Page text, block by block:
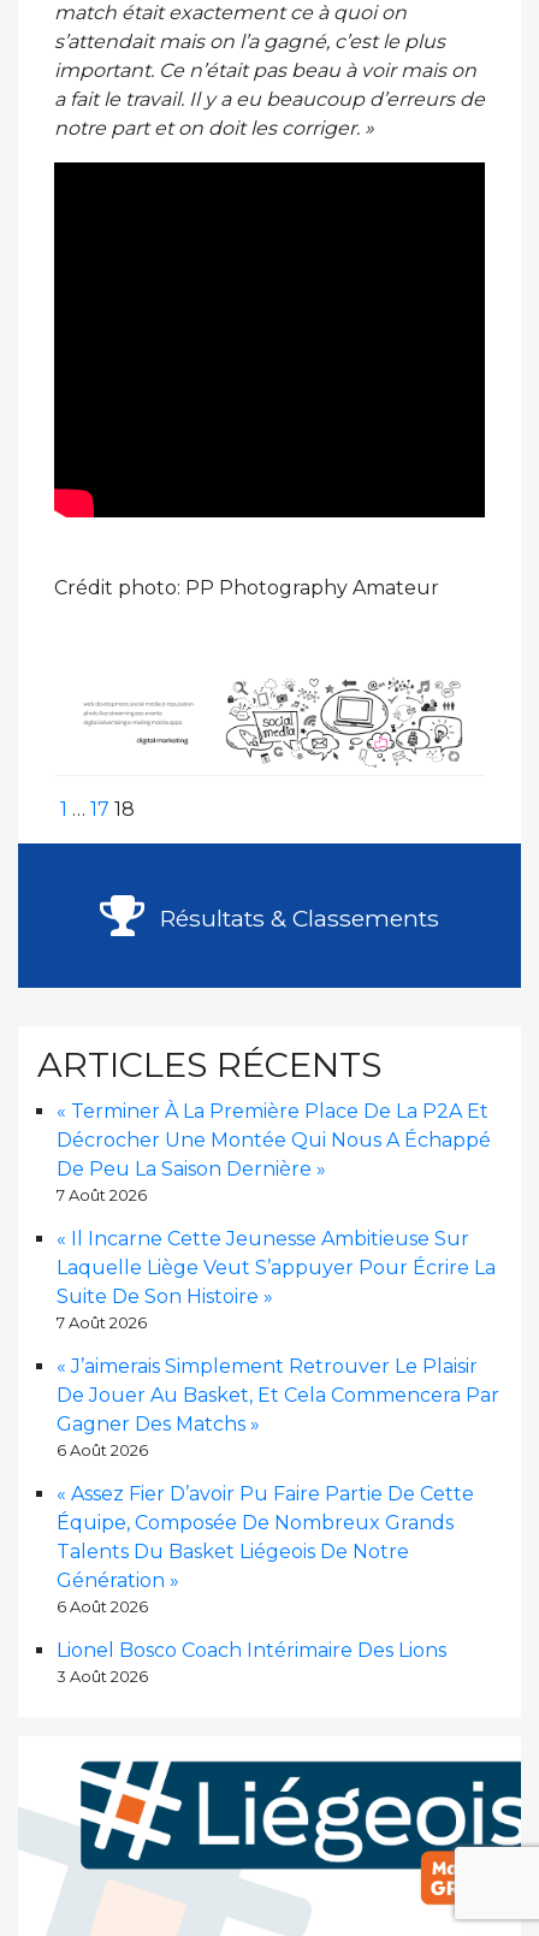
match était exactement ce à quoi on
s’attendait mais on l’a gagné, c’est le plus
important. Ce n’était pas beau à voir mais on
a fait le travail. Il y a eu beaucoup d’erreurs de
notre part et on doit les corriger. »
Crédit photo: PP Photography Amateur
Pagination
des
publications
Page
Page
1 … Page
17 Page
18
Résultats & Classements
ARTICLES RÉCENTS
« Terminer À La Première Place De La P2A Et
Décrocher Une Montée Qui Nous A Échappé
De Peu La Saison Dernière »
7 Août 2026
« Il Incarne Cette Jeunesse Ambitieuse Sur
Laquelle Liège Veut S’appuyer Pour Écrire La
Suite De Son Histoire »
7 Août 2026
« J’aimerais Simplement Retrouver Le Plaisir
De Jouer Au Basket, Et Cela Commencera Par
Gagner Des Matchs »
6 Août 2026
« Assez Fier D’avoir Pu Faire Partie De Cette
Équipe, Composée De Nombreux Grands
Talents Du Basket Liégeois De Notre
Génération »
6 Août 2026
Lionel Bosco Coach Intérimaire Des Lions
3 Août 2026